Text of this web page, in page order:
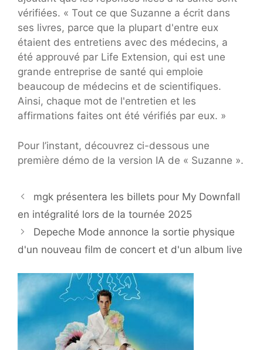
vérifiées. « Tout ce que Suzanne a écrit dans
ses livres, parce que la plupart d'entre eux
étaient des entretiens avec des médecins, a
été approuvé par Life Extension, qui est une
grande entreprise de santé qui emploie
beaucoup de médecins et de scientifiques.
Ainsi, chaque mot de l'entretien et les
affirmations faites ont été vérifiés par eux. »
Pour l’instant, découvrez ci-dessous une
première démo de la version IA de « Suzanne ».
mgk présentera les billets pour My Downfall
en intégralité lors de la tournée 2025
Depeche Mode annonce la sortie physique
d'un nouveau film de concert et d'un album live